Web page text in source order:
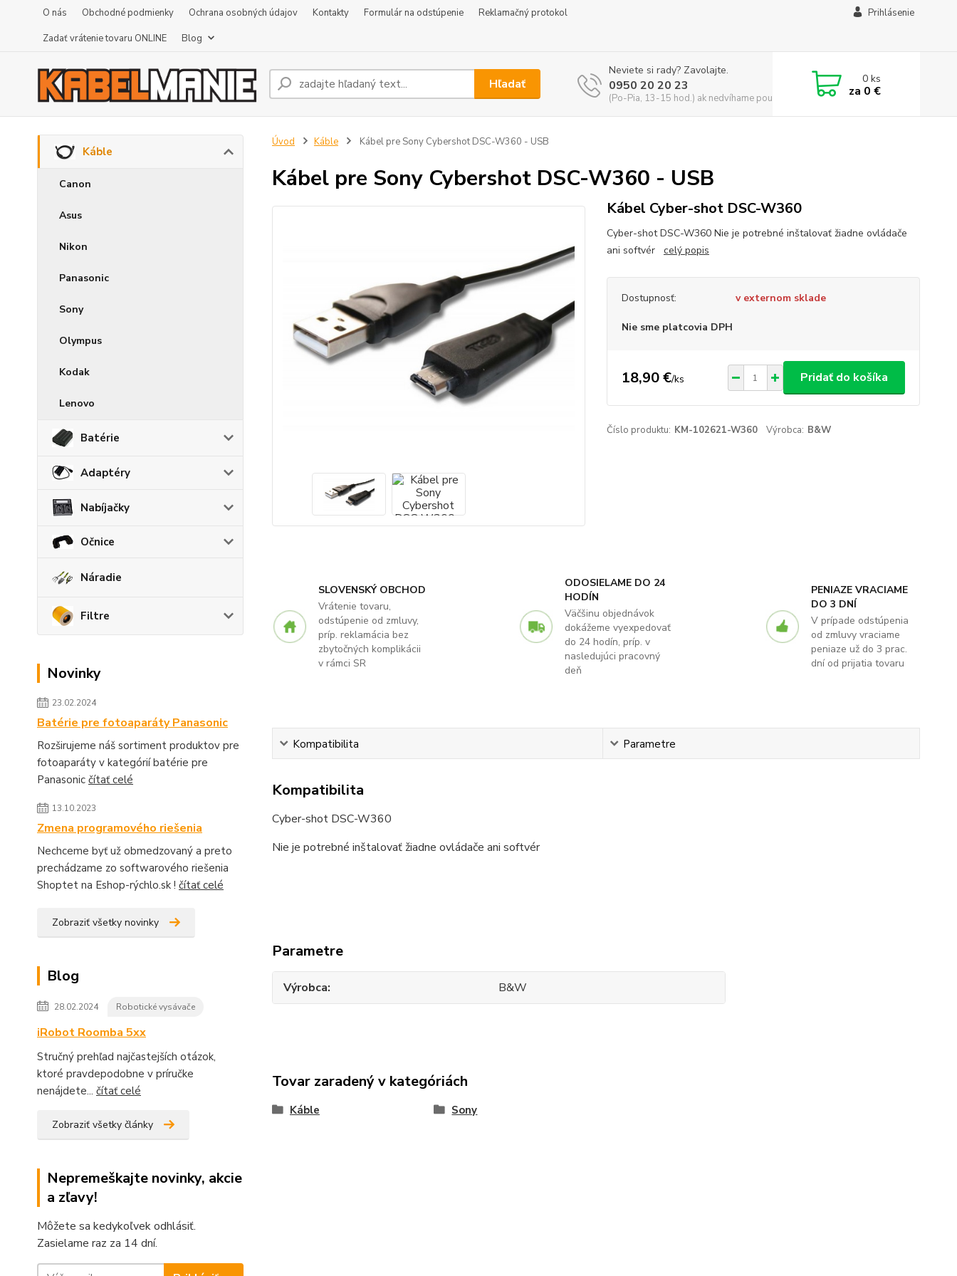
O nás Obchodné podmienky Ochrana osobných údajov Kontakty Formulár na odstúpenie
Reklamačný protokol
Zadať vrátenie tovaru ONLINE
Blog
Prihlásenie
Hľadať
Neviete si rady? Zavolajte.
0950 20 20 23
(Po-Pia, 13-15 hod.) ak nedvíhame použite CHATBOX
0ks
za 0 €
Káble
Canon
Asus
Nikon
Panasonic
Sony
Olympus
Kodak
Lenovo
Batérie
Adaptéry
Nabíjačky
Očnice
Náradie
Filtre
Novinky
23.02.2024
Batérie pre fotoaparáty Panasonic
Rozširujeme náš sortiment produktov pre
fotoaparáty v kategórií batérie pre
Panasonic čítať celé
13.10.2023
Zmena programového riešenia
Nechceme byť už obmedzovaný a preto
prechádzame zo softwarového riešenia
Shoptet na Eshop-rýchlo.sk ! čítať celé
Zobraziť všetky novinky
Blog
28.02.2024 Robotické vysávače
iRobot Roomba 5xx
Stručný prehľad najčastejších otázok,
ktoré pravdepodobne v príručke
nenájdete... čítať celé
Zobraziť všetky články
Nepremeškajte novinky, akcie
a zľavy!
Môžete sa kedykoľvek odhlásiť.
Zasielame raz za 14 dní.
Úvod Káble Kábel pre Sony Cybershot DSC-W360 - USB
Kábel pre Sony Cybershot DSC-W360 - USB
Kábel Cyber-shot DSC-W360
Cyber-shot DSC-W360 Nie je potrebné inštalovať žiadne ovládače
ani softvér celý popis
Dostupnosť: v externom sklade
Nie sme platcovia DPH
18,90 €/ks Pridať do košíka
Číslo produktu: KM-102621-W360 Výrobca: B&W
SLOVENSKÝ OBCHOD
Vrátenie tovaru,
odstúpenie od zmluvy,
príp. reklamácia bez
zbytočných komplikácii
v rámci SR
ODOSIELAME DO 24
HODÍN
Väčšinu objednávok
dokážeme vyexpedovať
do 24 hodín, príp. v
nasledujúci pracovný
deň
PENIAZE VRACIAME
DO 3 DNÍ
V prípade odstúpenia
od zmluvy vraciame
peniaze už do 3 prac.
dní od prijatia tovaru
Kompatibilita Parametre
Kompatibilita
Cyber-shot DSC-W360
Nie je potrebné inštalovať žiadne ovládače ani softvér
Parametre
Výrobca B&W
Tovar zaradený v kategóriách
Káble Sony